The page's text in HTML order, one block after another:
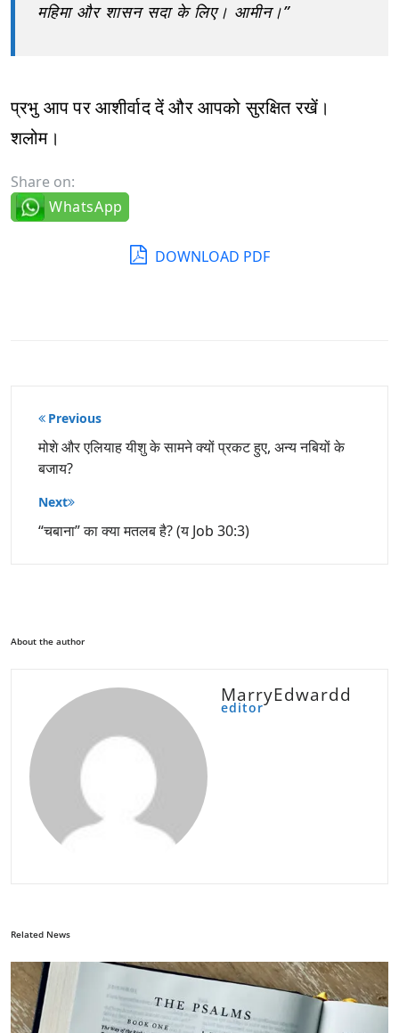
महिमा और शासन सदा के लिए। आमीन।”
प्रभु आप पर आशीर्वाद दें और आपको सुरक्षित रखें।
शलोम।
Share on:
WhatsApp
DOWNLOAD PDF
पोस्ट
नेविगेशन
Previous
मोशे और एलियाह यीशु के सामने क्यों प्रकट हुए, अन्य नबियों के
बजाय?
Next
“चबाना” का क्या मतलब है? (य Job 30:3)
About the author
MarryEdwardd
editor
Related News